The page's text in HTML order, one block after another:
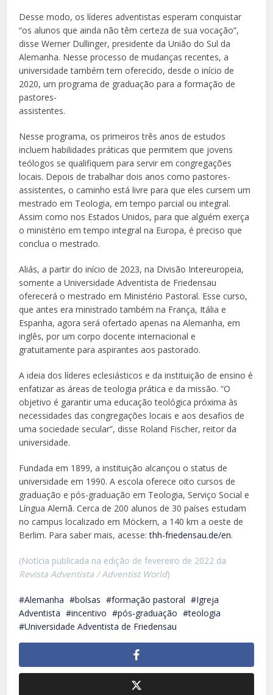
Desse modo, os líderes adventistas esperam conquistar
“os alunos que ainda não têm certeza de sua vocação”,
disse Werner Dullinger, presidente da União do Sul da
Alemanha. Nesse processo de mudanças recentes, a
universidade também tem oferecido, desde o início de
2020, um programa de graduação para a formação de
pastores-
assistentes.
Nesse programa, os primeiros três anos de estudos
incluem habilidades práticas que permitem que jovens
teólogos se qualifiquem para servir em congregações
locais. Depois de trabalhar dois anos como pastores-
assistentes, o caminho está livre para que eles cursem um
mestrado em Teologia, em tempo parcial ou integral.
Assim como nos Estados Unidos, para que alguém exerça
o ministério em tempo integral na Europa, é preciso que
conclua o mestrado.
Aliás, a partir do início de 2023, na Divisão Intereuropeia,
somente a Universidade Adventista de Friedensau
oferecerá o mestrado em Ministério Pastoral. Esse curso,
que antes era ministrado também na França, Itália e
Espanha, agora será ofertado apenas na Alemanha, em
inglês, por um corpo docente internacional e
gratuitamente para aspirantes aos pastorado.
A ideia dos líderes eclesiásticos e da instituição de ensino é
enfatizar as áreas de teologia prática e da missão. “O
objetivo é garantir uma educação teológica próxima às
necessidades das congregações locais e aos desafios de
uma sociedade secular”, disse Roland Fischer, reitor da
universidade.
Fundada em 1899, a instituição alcançou o status de
universidade em 1990. A escola oferece oito cursos de
graduação e pós-graduação em Teologia, Serviço Social e
Língua Alemã. Cerca de 200 alunos de 30 países estudam
no campus localizado em Möckern, a 140 km a oeste de
Berlim. Para saber mais, acesse:thh-friedensau.de/en.
(Notícia publicada na edição de fevereiro de 2022 da
Revista Adventista / Adventist World)
Alemanha bolsas formação pastoral
Igreja
Adventista
incentivo pós-graduação
teologia
Universidade Adventista de Friedensau